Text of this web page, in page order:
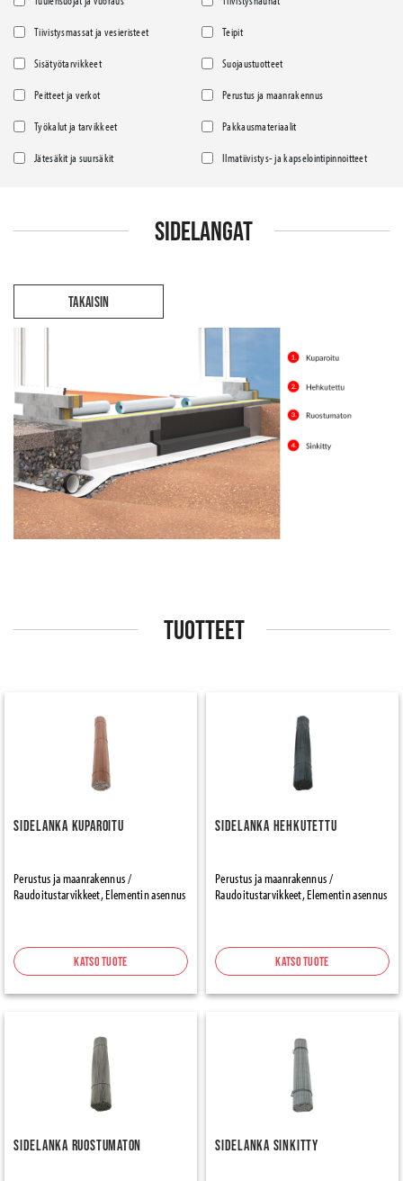
Tiivistysmassat ja vesieristeet Teipit
Sisätyötarvikkeet Suojaustuotteet
Peitteet ja verkot Perustus ja maanrakennus
Työkalut ja tarvikkeet Pakkausmateriaalit
Jätesäkit ja suursäkit Ilmatiivistys- ja kapselointipinnoitteet
SIDELANGAT
TAKAISIN
TUOTTEET
Sidelanka Kuparoitu
Perustus ja maanrakennus /
Raudoitustarvikkeet, Elementin asennus
Katso tuote
Sidelanka Hehkutettu
Perustus ja maanrakennus /
Raudoitustarvikkeet, Elementin asennus
Katso tuote
Sidelanka Ruostumaton Sidelanka Sinkitty